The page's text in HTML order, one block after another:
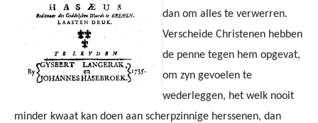
dan om alles te verwerren.
Verscheide Christenen hebben
de penne tegen hem opgevat,
om zyn gevoelen te
wederleggen, het welk nooit
minder kwaat kan doen aan scherpzinnige herssenen, dan